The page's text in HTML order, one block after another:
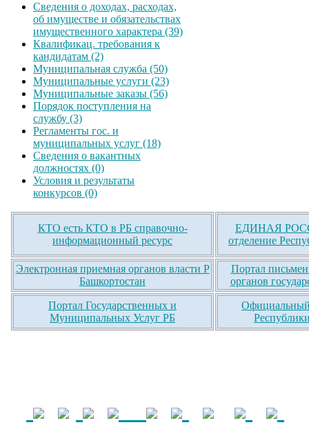
Сведения о доходах, расходах,
об имуществе и обязательствах
имущественного характера (39)
Квалификац. требования к
кандидатам (2)
Муниципальная служба (50)
Муниципальные услуги (23)
Муниципальные заказы (56)
Порядок поступления на
службу (3)
Регламенты гос. и
муниципальных услуг (18)
Сведения о вакантных
должностях (0)
Условия и результаты
конкурсов (0)
КТО есть КТО в РБ справочно-
информационный ресурс
ЕДИНАЯ
отделение
Электронная приемная органов власти Р
Башкортостан
Портал
органов
Портал Государственных и
Муниципальных Услуг РБ
Официальный